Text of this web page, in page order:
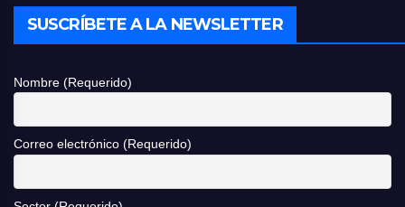
SUSCRÍBETE A LA NEWSLETTER
Nombre (Requerido)
Correo electrónico (Requerido)